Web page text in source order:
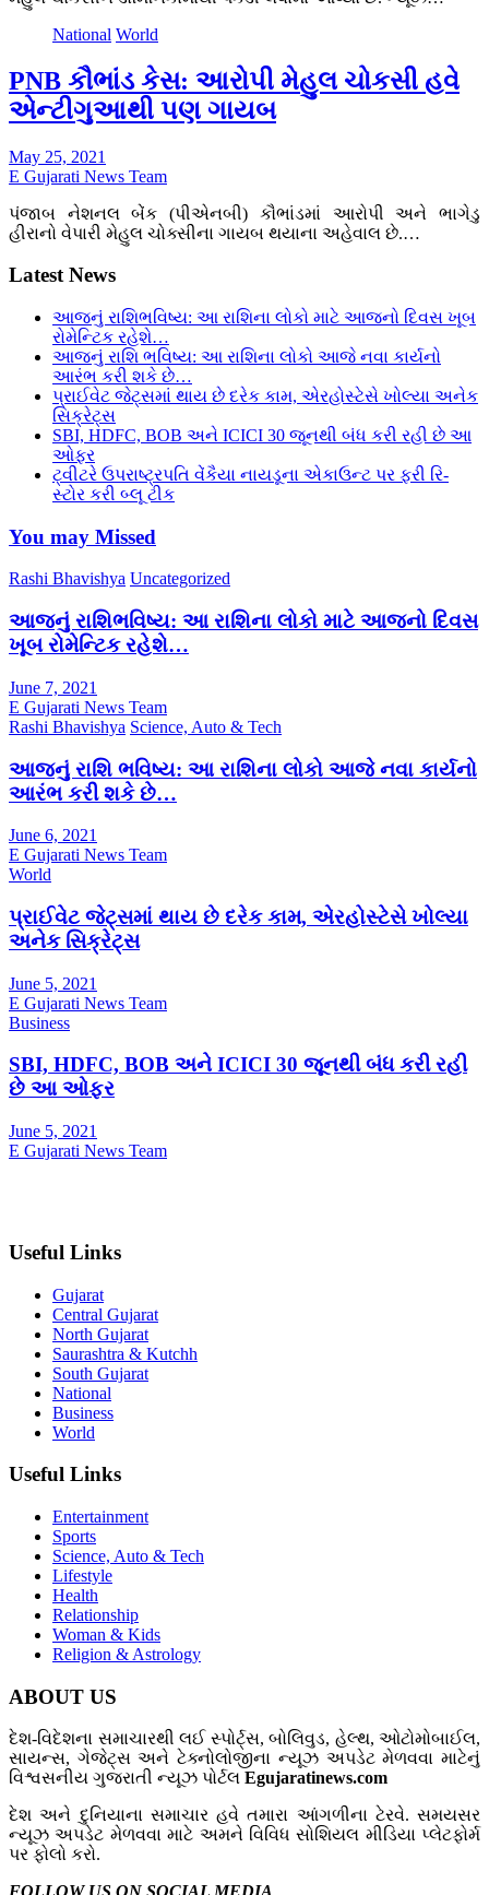
National World
PNB કૌભાંડ કેસ: આરોપી મેહુલ ચોકસી હવે
એન્ટીગુઆથી પણ ગાયબ
May 25, 2021
E Gujarati News Team
પંજાબ નેશનલ બેંક (પીએનબી) કૌભાંડમાં આરોપી અને ભાગેડુ
હીરાનો વેપારી મેહુલ ચોક્સીના ગાયબ થયાના અહેવાલ છે.…
Latest News
આજનું રાશિભવિષ્ય: આ રાશિના લોકો માટે આજનો દિવસ ખૂબ
રોમેન્ટિક રહેશે…
આજનું રાશિ ભવિષ્ય: આ રાશિના લોકો આજે નવા કાર્યનો
આરંભ કરી શકે છે…
પ્રાઈવેટ જેટ્સમાં થાય છે દરેક કામ, એરહોસ્ટેસે ખોલ્યા અનેક
સિક્રેટ્સ
SBI, HDFC, BOB અને ICICI 30 જૂનથી બંધ કરી રહી છે આ
ઓફર
ટ્વીટરે ઉપરાષ્ટ્રપતિ વેંકૈયા નાયડૂના એકાઉન્ટ પર ફરી રિ-
સ્ટોર કરી બ્લૂ ટીક
You may Missed
Rashi Bhavishya Uncategorized
આજનું રાશિભવિષ્ય: આ રાશિના લોકો માટે આજનો દિવસ
ખૂબ રોમેન્ટિક રહેશે…
June 7, 2021
E Gujarati News Team
Rashi Bhavishya Science, Auto & Tech
આજનું રાશિ ભવિષ્ય: આ રાશિના લોકો આજે નવા કાર્યનો
આરંભ કરી શકે છે…
June 6, 2021
E Gujarati News Team
World
પ્રાઈવેટ જેટ્સમાં થાય છે દરેક કામ, એરહોસ્ટેસે ખોલ્યા
અનેક સિક્રેટ્સ
June 5, 2021
E Gujarati News Team
Business
SBI, HDFC, BOB અને ICICI 30 જૂનથી બંધ કરી રહી
છે આ ઓફર
June 5, 2021
E Gujarati News Team
Useful Links
Gujarat
Central Gujarat
North Gujarat
Saurashtra & Kutchh
South Gujarat
National
Business
World
Useful Links
Entertainment
Sports
Science, Auto & Tech
Lifestyle
Health
Relationship
Woman & Kids
Religion & Astrology
ABOUT US
દેશ-વિદેશના સમાચારથી લઈ સ્પોર્ટ્સ, બોલિવુડ, હેલ્થ, ઓટોમોબાઈલ,
સાયન્સ, ગેજેટ્સ અને ટેક્નોલોજીના ન્યૂઝ અપડેટ મેળવવા માટેનું
વિશ્વસનીય ગુજરાતી ન્યૂઝ પોર્ટલ Egujaratinews.com
દેશ અને દુનિયાના સમાચાર હવે તમારા આંગળીના ટેરવે. સમયસર
ન્યૂઝ અપડેટ મેળવવા માટે અમને વિવિધ સોશિયલ મીડિયા પ્લેટફોર્મ
પર ફોલો કરો.